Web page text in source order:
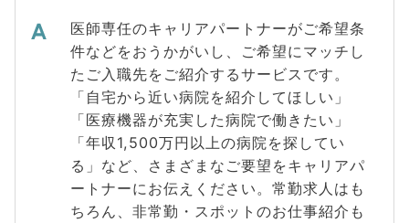
医師専任のキャリアパートナーがご希望条
件などをおうかがいし、ご希望にマッチし
たご入職先をご紹介するサービスです。
「自宅から近い病院を紹介してほしい」
「医療機器が充実した病院で働きたい」
「年収1,500万円以上の病院を探してい
る」など、さまざまなご要望をキャリアパ
ートナーにお伝えください。常勤求人はも
ちろん、非常勤・スポットのお仕事紹介も